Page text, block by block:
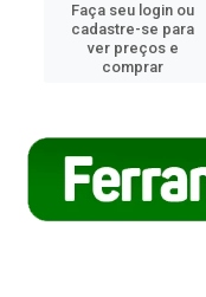
Faça seu login ou
cadastre-se para
ver preços e
comprar